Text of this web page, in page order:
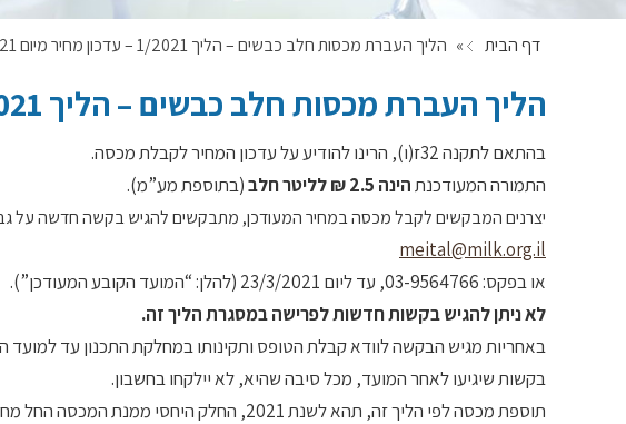
דף הבית » הליך העברת מכסות חלב כבשים – הליך 1/2021 – עדכון מחיר מיום 16/3/2021
הליך העברת מכסות חלב כבשים – הליך 1/2021 – עדכון מחיר מיום 16/3/2021
בהתאם לתקנה 32ז(ו), הרינו להודיע על עדכון המחיר לקבלת מכסה.
התמורה המעודכנתהינה 2.5 ₪ לליטר חלב (בתוספת מע”מ).
יצרנים המבקשים לקבל מכסה במחיר המעודכן, מתבקשים להגיש בקשה חדשה על
meital@milk.org.il
או בפקס: 03-9564766, עד ליום 23/3/2021 (להלן: “המועד הקובע המעודכן”).
לא ניתן להגיש בקשות חדשות לפרישה במסגרת הליך זה.
באחריות מגיש הבקשה לוודא קבלת הטופס ותקינותו במחלקת התכנון עד למועד
בקשות שיגיעו לאחר המועד, מכל סיבה שהיא, לא יילקחו בחשבון.
תוספת מכסה לפי הליך זה, תהא לשנת 2021, החלק היחסי ממנת המכסה החל מחודש מרץ.